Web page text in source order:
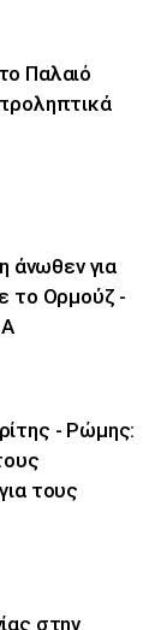
Παλαιό
άνωθεν για
το Ορμούζ -
- Ρώμης:
τους
στην